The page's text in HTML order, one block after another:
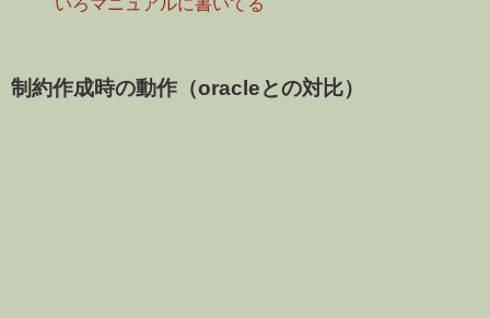
制約作成時の動作（oracleとの対比）